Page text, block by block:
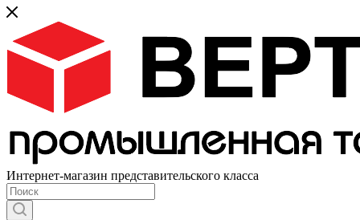
Интернет-магазин представительского класса